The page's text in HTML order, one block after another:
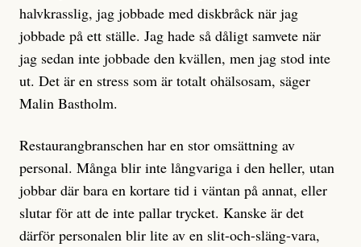
halvkrasslig, jag jobbade med diskbråck när jag
jobbade på ett ställe. Jag hade så dåligt samvete när
jag sedan inte jobbade den kvällen, men jag stod inte
ut. Det är en stress som är totalt ohälsosam, säger
Malin Bastholm.
Restaurangbranschen har en stor om­sättning av
personal. Många blir inte långvariga i den heller, utan
jobbar där bara en kortare tid i väntan på annat, eller
slutar för att de inte pallar trycket. Kanske är det
därför personalen blir lite av en slit-och-släng-vara,